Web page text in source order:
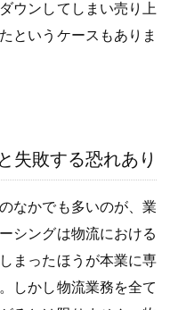
ウンしてしまい売り上
というケースもありま
失敗する恐れあり
なかでも多いのが、業
シングは物流における
まったほうが本業に専
しかし物流業務を全て